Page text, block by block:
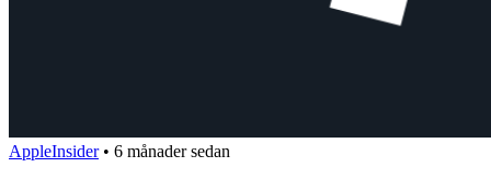
AppleInsider • 6 månader sedan